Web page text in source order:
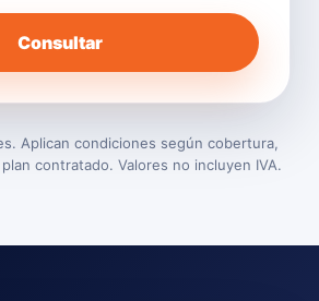
Consultar
Aplican condiciones según cobertura,
contratado. Valores no incluyen IVA.